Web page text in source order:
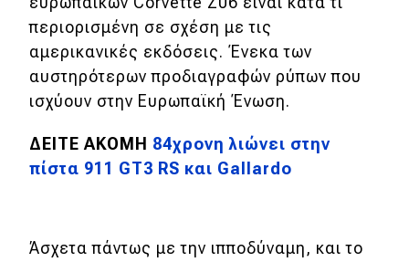
περιορισμένη σε σχέση με τις
αμερικανικές εκδόσεις. Ένεκα των
αυστηρότερων προδιαγραφών ρύπων που
ισχύουν στην Ευρωπαϊκή Ένωση.
ΔΕΙΤΕ ΑΚΟΜΗ 84χρονη λιώνει στην
πίστα 911 GT3 RS και Gallardo
Άσχετα πάντως με την ιπποδύναμη, και το